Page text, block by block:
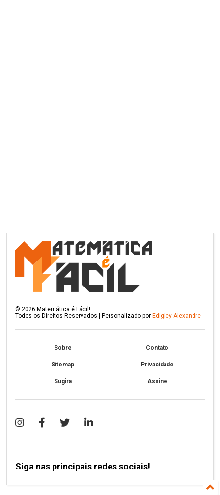
©2026 Matemática é Fácil!
Todos os Direitos Reservados | Personalizado por Edigley Alexandre
Sobre Contato
Sitemap Privacidade
Sugira Assine
Siga nas principais redes sociais!